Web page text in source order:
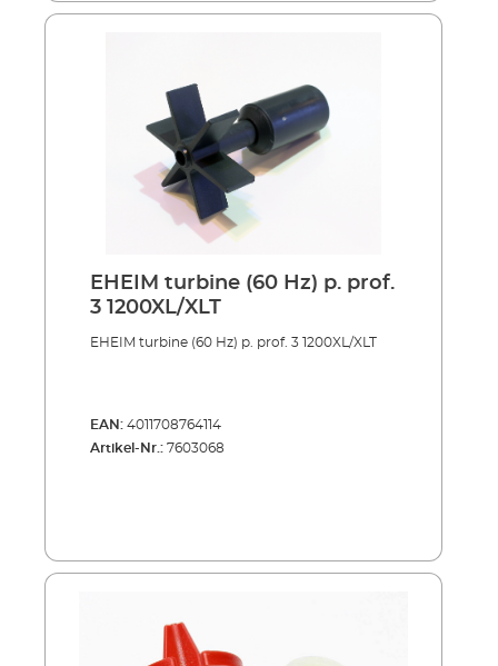
EHEIM turbine (60 Hz) p. prof.
3 1200XL/XLT
EHEIM turbine (60 Hz) p. prof. 3 1200XL/XLT
EAN: 4011708764114
Artikel-Nr.: 7603068